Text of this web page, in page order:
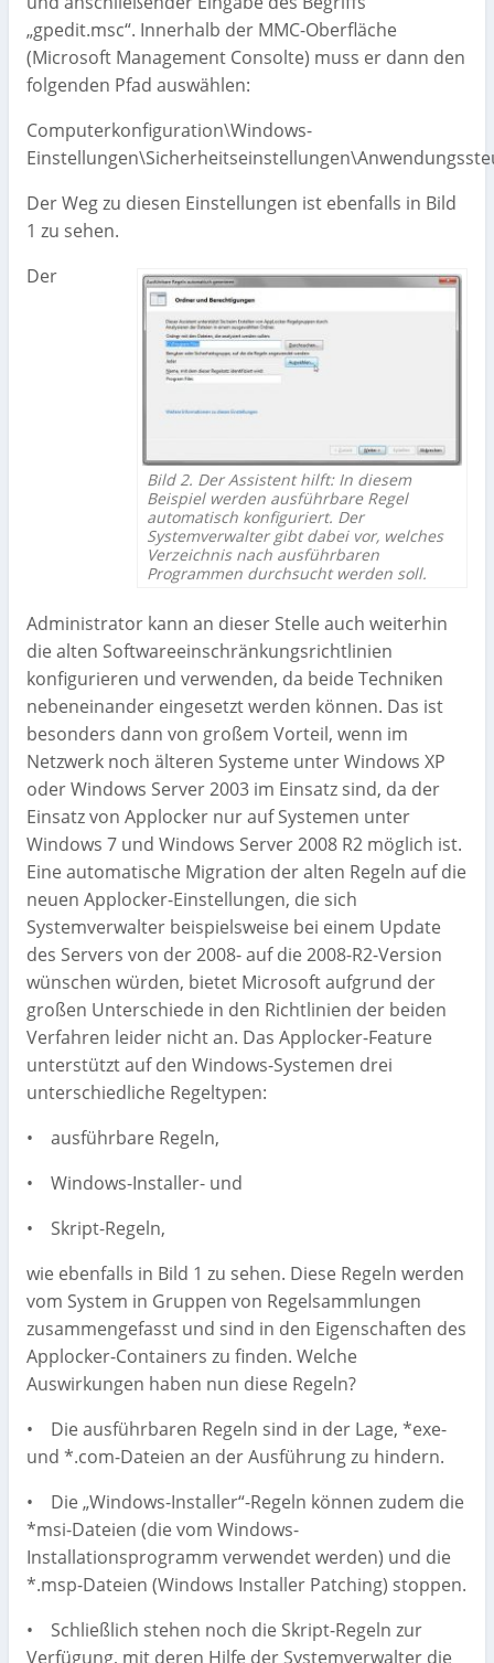
„gpedit.msc“. Innerhalb der MMC-Oberfläche
(Microsoft Management Consolte) muss er dann den
folgenden Pfad auswählen:
Computerkonfiguration\Windows-
Der Weg zu diesen Einstellungen ist ebenfalls in Bild
1 zu sehen.
Bild 2. Der Assistent hilft: In diesem
Beispiel werden ausführbare Regel
automatisch konfiguriert. Der
Systemverwalter gibt dabei vor, welches
Verzeichnis nach ausführbaren
Programmen durchsucht werden soll.
Der
Administrator kann an dieser Stelle auch weiterhin
die alten Softwareeinschränkungsrichtlinien
konfigurieren und verwenden, da beide Techniken
nebeneinander eingesetzt werden können. Das ist
besonders dann von großem Vorteil, wenn im
Netzwerk noch älteren Systeme unter Windows XP
oder Windows Server 2003 im Einsatz sind, da der
Einsatz von Applocker nur auf Systemen unter
Windows 7 und Windows Server 2008 R2 möglich ist.
Eine automatische Migration der alten Regeln auf die
neuen Applocker-Einstellungen, die sich
Systemverwalter beispielsweise bei einem Update
des Servers von der 2008- auf die 2008-R2-Version
wünschen würden, bietet Microsoft aufgrund der
großen Unterschiede in den Richtlinien der beiden
Verfahren leider nicht an. Das Applocker-Feature
unterstützt auf den Windows-Systemen drei
unterschiedliche Regeltypen:
• ausführbare Regeln,
• Windows-Installer- und
• Skript-Regeln,
wie ebenfalls in Bild 1 zu sehen. Diese Regeln werden
vom System in Gruppen von Regelsammlungen
zusammengefasst und sind in den Eigenschaften des
Applocker-Containers zu finden. Welche
Auswirkungen haben nun diese Regeln?
• Die ausführbaren Regeln sind in der Lage, *exe-
und *.com-Dateien an der Ausführung zu hindern.
• Die „Windows-Installer“-Regeln können zudem die
*msi-Dateien (die vom Windows-
Installationsprogramm verwendet werden) und die
*.msp-Dateien (Windows Installer Patching) stoppen.
• Schließlich stehen noch die Skript-Regeln zur
Verfügung, mit deren Hilfe der Systemverwalter die